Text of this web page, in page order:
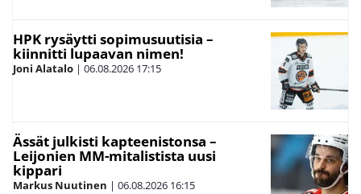
HPK rysäytti sopimusuutisia –
kiinnitti lupaavan nimen!
Joni Alatalo | 06.08.2026 17:15
Ässät julkisti kapteenistonsa –
Leijonien MM-mitalistista uusi
kippari
Markus Nuutinen | 06.08.2026 16:15